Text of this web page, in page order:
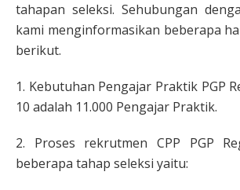
tahapan seleksi. Sehubungan
kami menginformasikan beberapa
berikut.
1. Kebutuhan Pengajar Praktik PGP
10 adalah 11.000 Pengajar Praktik.
2. Proses rekrutmen CPP PGP
beberapa tahap seleksi yaitu: